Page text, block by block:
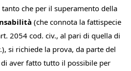
tanto che per il superamento della
(che connota la fattispecie
2054 cod. civ., al pari di quella di
si richiede la prova, da parte del
aver fatto tutto il possibile per